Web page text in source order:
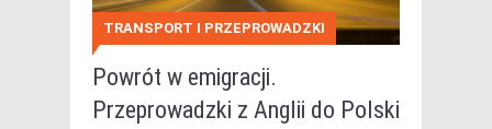
TRANSPORT I PRZEPROWADZKI
Powrót w emigracji.
Przeprowadzki z Anglii do Polski